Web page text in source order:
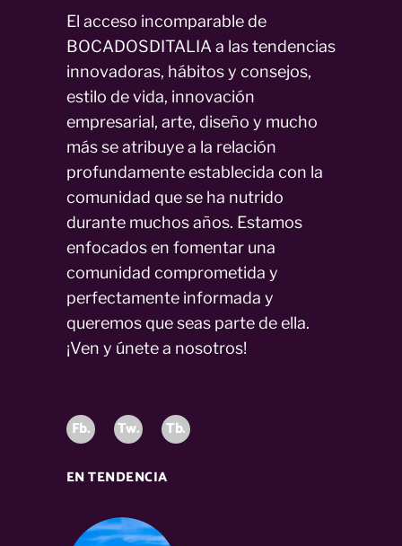
El acceso incomparable de
BOCADOSDITALIA a las tendencias
innovadoras, hábitos y consejos,
estilo de vida, innovación
empresarial, arte, diseño y mucho
más se atribuye a la relación
profundamente establecida con la
comunidad que se ha nutrido
durante muchos años. Estamos
enfocados en fomentar una
comunidad comprometida y
perfectamente informada y
queremos que seas parte de ella.
¡Ven y únete a nosotros!
Fb. Tw. Tb.
EN TENDENCIA